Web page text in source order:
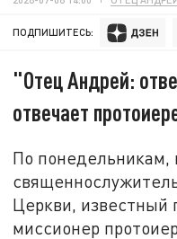
ПОДПИШИТЕСЬ:
"Отец Андрей:
отвечает
По понедельникам,
Церкви, известный
миссионер